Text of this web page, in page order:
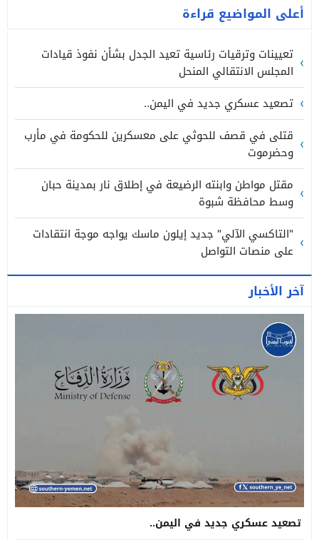
أعلى المواضيع قراءة
تعيينات وترقيات رئاسية تعيد الجدل بشأن نفوذ قيادات
المجلس الانتقالي المنحل
تصعيد عسكري جديد في اليمن..
قتلى في قصف للحوثي على معسكرين للحكومة في مأرب
وحضرموت
مقتل مواطن وابنته الرضيعة في إطلاق نار بمدينة حبان
وسط محافظة شبوة
"التاكسي الآلي" جديد إيلون ماسك يواجه موجة انتقادات
على منصات التواصل
آخر الأخبار
تصعيد عسكري جديد في اليمن..